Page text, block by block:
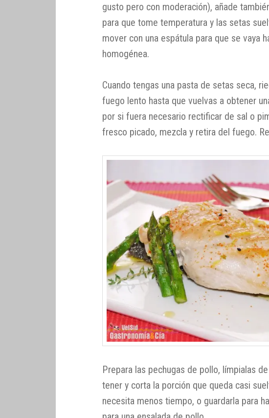
gusto pero con moderación), añade
para que tome temperatura y las setas
mover con una espátula para que se vaya
homogénea.
Cuando tengas una pasta de setas seca,
fuego lento hasta que vuelvas a obtener
por si fuera necesario rectificar de sal o
fresco picado, mezcla y retira del fuego.
Prepara las pechugas de pollo, límpialas
tener y corta la porción que queda casi
necesita menos tiempo, o guardarla para